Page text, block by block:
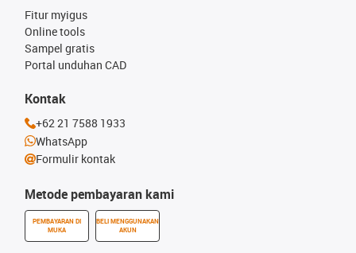
Metode pembayaran kami
PEMBAYARAN DI
MUKA
BELI MENGGUNAKAN
AKUN
Fitur myigus
Online tools
Sampel gratis
Portal unduhan CAD
Kontak
+62 21 7588 1933
WhatsApp
Formulir kontak